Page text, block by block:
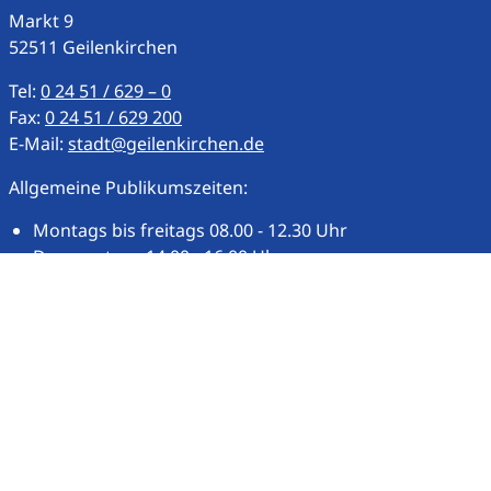
Markt9
52511 Geilenkirchen
Tel: 0 24 51 / 629 – 0
Fax: 0 24 51 / 629 200
E-Mail: stadt@geilenkirchen.de
Allgemeine Publikumszeiten:
Montags bis freitags 08.00 - 12.30 Uhr
Donnerstags 14.00 - 16:00 Uhr